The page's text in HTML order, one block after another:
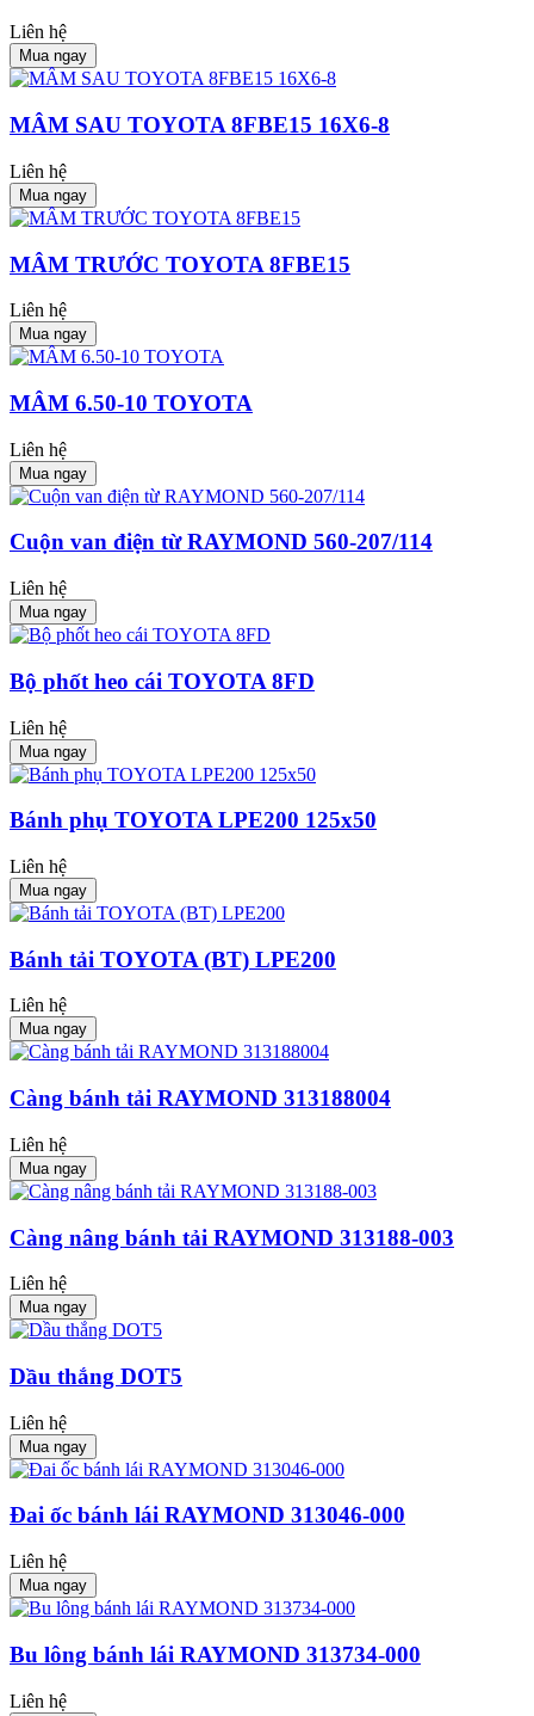
Liên hệ
Mua ngay
MÂM SAU TOYOTA 8FBE15 16X6-8
Liên hệ
Mua ngay
MÂM TRƯỚC TOYOTA 8FBE15
Liên hệ
Mua ngay
MÂM 6.50-10 TOYOTA
Liên hệ
Mua ngay
Cuộn van điện từ RAYMOND 560-207/114
Liên hệ
Mua ngay
Bộ phốt heo cái TOYOTA 8FD
Liên hệ
Mua ngay
Bánh phụ TOYOTA LPE200 125x50
Liên hệ
Mua ngay
Bánh tải TOYOTA (BT) LPE200
Liên hệ
Mua ngay
Càng bánh tải RAYMOND 313188004
Liên hệ
Mua ngay
Càng nâng bánh tải RAYMOND 313188-003
Liên hệ
Mua ngay
Dầu thắng DOT5
Liên hệ
Mua ngay
Đai ốc bánh lái RAYMOND 313046-000
Liên hệ
Mua ngay
Bu lông bánh lái RAYMOND 313734-000
Liên hệ